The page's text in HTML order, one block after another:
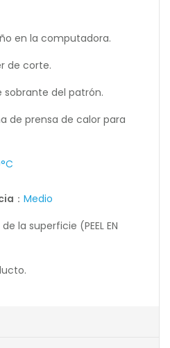
en la computadora.
de corte.
sobrante del patrón.
de prensa de calor para
： Medio
la superficie (PEEL EN